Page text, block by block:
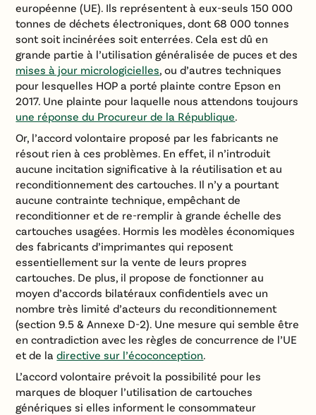
européenne (UE). Ils représentent à eux-seuls 150 000
tonnes de déchets électroniques, dont 68 000 tonnes
sont soit incinérées soit enterrées. Cela est dû en
grande partie à l’utilisation généralisée de puces et des
mises à jour micrologicielles, ou d’autres techniques
pour lesquelles HOP a porté plainte contre Epson en
2017. Une plainte pour laquelle nous attendons toujours
une réponse du Procureur de la République.
Or, l’accord volontaire proposé par les fabricants ne
résout rien à ces problèmes. En effet, il n’introduit
aucune incitation significative à la réutilisation et au
reconditionnement des cartouches. Il n’y a pourtant
aucune contrainte technique, empêchant de
reconditionner et de re-remplir à grande échelle des
cartouches usagées. Hormis les modèles économiques
des fabricants d’imprimantes qui reposent
essentiellement sur la vente de leurs propres
cartouches. De plus, il propose de fonctionner au
moyen d’accords bilatéraux confidentiels avec un
nombre très limité d’acteurs du reconditionnement
(section 9.5 & Annexe D-2). Une mesure qui semble être
en contradiction avec les règles de concurrence de l’UE
et de ladirective sur l’écoconception.
L’accord volontaire prévoit la possibilité pour les
marques de bloquer l’utilisation de cartouches
génériques si elles informent le consommateur